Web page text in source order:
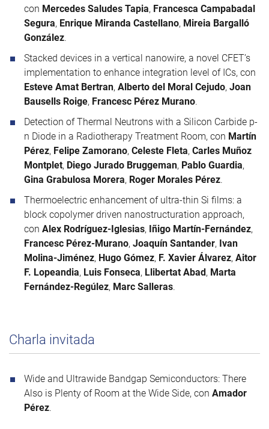
con Mercedes Saludes Tapia, Francesca Campabadal
Segura, Enrique Miranda Castellano, Mireia Bargalló
González.
Stacked devices in a vertical nanowire, a novel CFET’s
implementation to enhance integration level of ICs, con
Esteve Amat Bertran, Alberto del Moral Cejudo, Joan
Bausells Roige, Francesc Pérez Murano.
Detection of Thermal Neutrons with a Silicon Carbide p-
n Diode in a Radiotherapy Treatment Room, con Martín
Pérez, Felipe Zamorano, Celeste Fleta, Carles Muñoz
Montplet, Diego Jurado Bruggeman, Pablo Guardia,
Gina Grabulosa Morera, Roger Morales Pérez.
Thermoelectric enhancement of ultra-thin Si films: a
block copolymer driven nanostructuration approach,
con Alex Rodríguez-Iglesias, Iñigo Martín-Fernández,
Francesc Pérez-Murano, Joaquín Santander, Ivan
Molina-Jiménez, Hugo Gómez, F. Xavier Álvarez, Aitor
F. Lopeandia, Luis Fonseca, Llibertat Abad, Marta
Fernández-Regúlez, Marc Salleras.
Charla invitada
Wide and Ultrawide Bandgap Semiconductors: There
Also is Plenty of Room at the Wide Side, con Amador
Pérez.